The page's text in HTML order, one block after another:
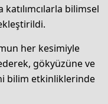
bilimsel
her kesimiyle
gökyüzüne ve
bilim etkinliklerinde